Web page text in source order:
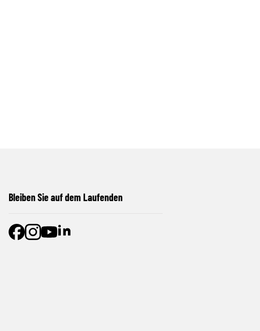
Bleiben Sie auf dem Laufenden